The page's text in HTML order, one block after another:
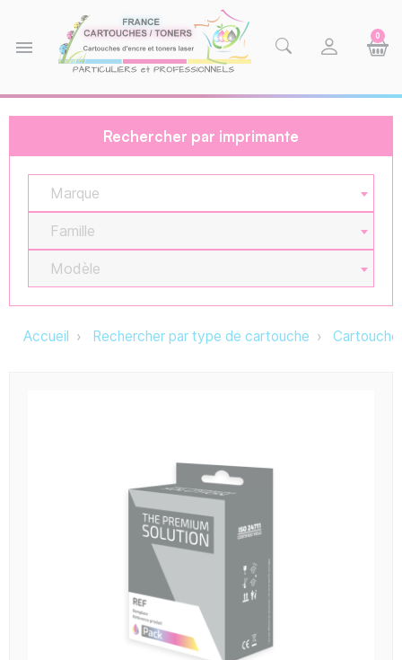
menu
0
Rechercher par imprimante
Marque
Famille
Modèle
Accueil Rechercher par type de cartouche